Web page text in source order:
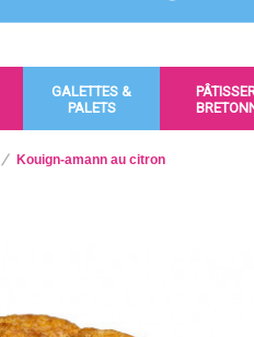
GALETTES &
PALETS
Kouign-amann au citron